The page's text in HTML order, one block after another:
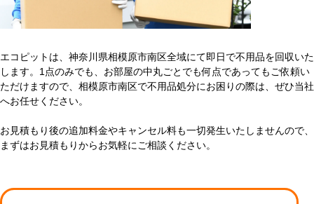
エコピットは、神奈川県相模原市南区全域にて即日で不用品を回収いた
します。1点のみでも、お部屋の中丸ごとでも何点であってもご依頼い
ただけますので、相模原市南区で不用品処分にお困りの際は、ぜひ当社
へお任せください。
お見積もり後の追加料金やキャンセル料も一切発生いたしませんので、
まずはお見積もりからお気軽にご相談ください。